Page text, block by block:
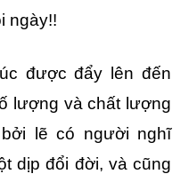
ngày!!
được đẩy lên đến
lượng và chất lượng
lẽ có người nghĩ
dịp đổi đời, và cũng